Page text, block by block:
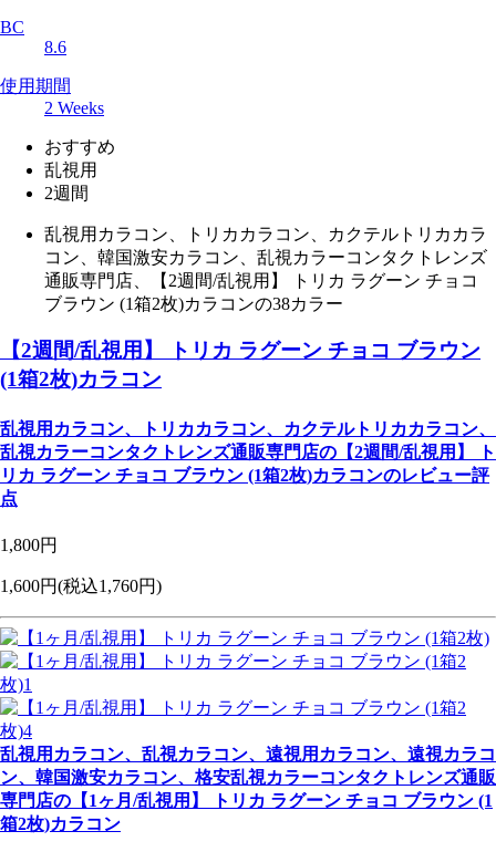
BC
8.6
使用期間
2 Weeks
おすすめ
乱視用
2週間
乱視用カラコン、トリカカラコン、カクテルトリカカラ
コン、韓国激安カラコン、乱視カラーコンタクトレンズ
通販専門店、【2週間/乱視用】 トリカ ラグーン チョコ
ブラウン (1箱2枚)カラコンの38カラー
【2週間/乱視用】 トリカ ラグーン チョコ ブラウン
(1箱2枚)カラコン
乱視用カラコン、トリカカラコン、カクテルトリカカラコン、
乱視カラーコンタクトレンズ通販専門店の【2週間/乱視用】 ト
リカ ラグーン チョコ ブラウン (1箱2枚)カラコンのレビュー評
点
1,800円
1,600円(税込1,760円)
乱視用カラコン、乱視カラコン、遠視用カラコン、遠視カラコ
ン、韓国激安カラコン、格安乱視カラーコンタクトレンズ通販
専門店の【1ヶ月/乱視用】 トリカ ラグーン チョコ ブラウン (1
箱2枚)カラコン